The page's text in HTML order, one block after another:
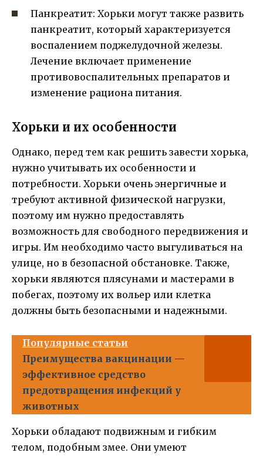
Панкреатит: Хорьки могут также развить
панкреатит, который характеризуется
воспалением поджелудочной железы.
Лечение включает применение
противовоспалительных препаратов и
изменение рациона питания.
Хорьки и их особенности
Однако, перед тем как решить завести хорька,
нужно учитывать их особенности и
потребности. Хорьки очень энергичные и
требуют активной физической нагрузки,
поэтому им нужно предоставлять
возможность для свободного передвижения и
игры. Им необходимо часто выгуливаться на
улице, но в безопасной обстановке. Также,
хорьки являются плясунами и мастерами в
побегах, поэтому их вольер или клетка
должны быть безопасными и надежными.
Популярные статьи
Преимущества вакцинации —
эффективное средство
предотвращения инфекций у
животных
Хорьки обладают подвижным и гибким
телом, подобным змее. Они умеют